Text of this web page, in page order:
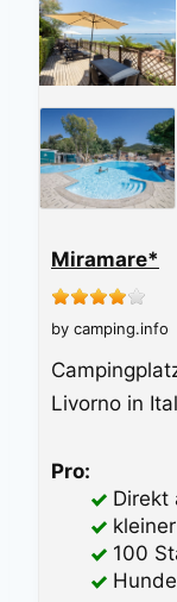
Miramare*
by camping.info
Livorno in
Pro:
Direkt
100